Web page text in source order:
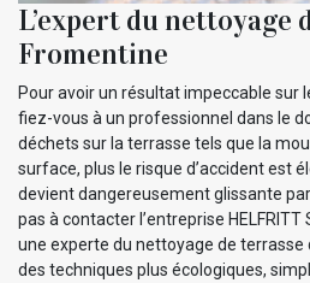
L’expert du nettoyage
Fromentine
Pour avoir un résultat impeccable sur
fiez-vous à un professionnel dans le
déchets sur la terrasse tels que la
surface, plus le risque d’accident est
devient dangereusement glissante
pas à contacter l’entreprise
une experte du nettoyage de terrasse
des techniques plus écologiques,